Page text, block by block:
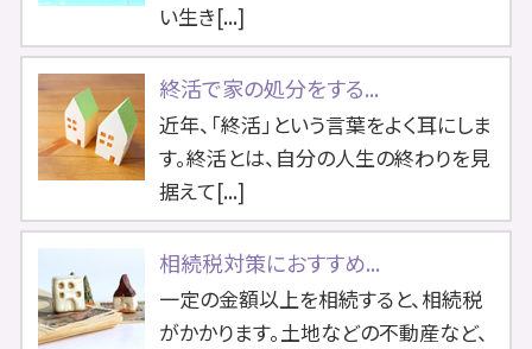
い生き[...]
終活で家の処分をする...
近年、「終活」という言葉をよく耳にしま
す。終活とは、自分の人生の終わりを見
据えて[...]
相続税対策におすすめ...
一定の金額以上を相続すると、相続税
がかかります。土地などの不動産など、